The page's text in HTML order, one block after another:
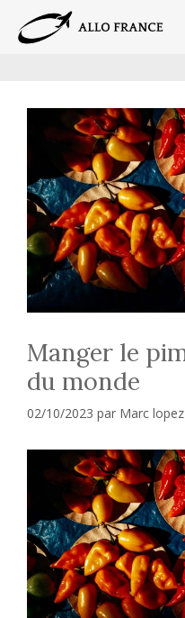
contenu
Manger le
du monde
02/10/2023 par Marc lopez